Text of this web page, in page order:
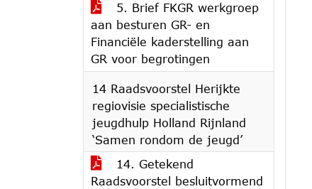
5. Brief FKGR werkgroep
aan besturen GR- en
Financiële kaderstelling aan
GR voor begrotingen
14 Raadsvoorstel Herijkte
regiovisie specialistische
jeugdhulp Holland Rijnland
‘Samen rondom de jeugd’
14. Getekend
Raadsvoorstel besluitvormend